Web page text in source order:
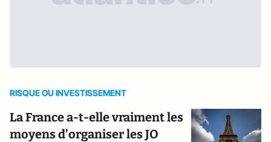
RISQUE OU INVESTISSEMENT
La France a-t-elle vraiment les
moyens d’organiser les JO